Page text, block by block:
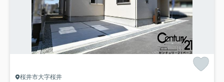
桜井市大字桜井